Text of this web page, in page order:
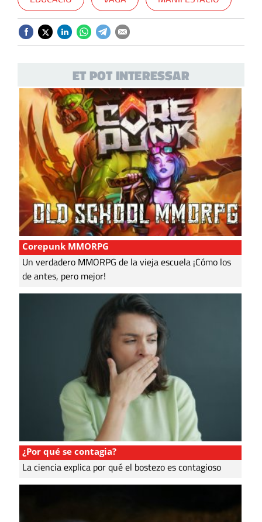
ET POT INTERESSAR
Corepunk MMORPG
Un verdadero MMORPG de la vieja escuela ¡Cómo los
de antes, pero mejor!
¿Por qué se contagia?
La ciencia explica por qué el bostezo es contagioso